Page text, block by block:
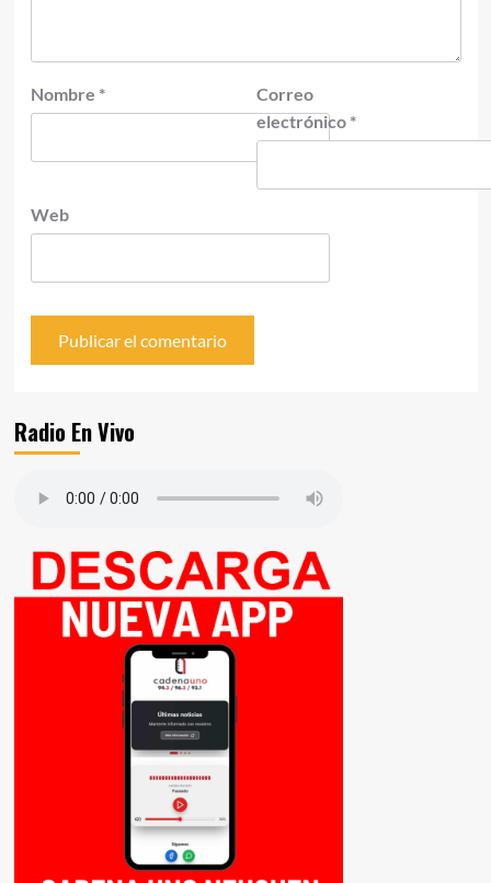
Nombre *
Correo
electrónico *
Web
Radio En Vivo